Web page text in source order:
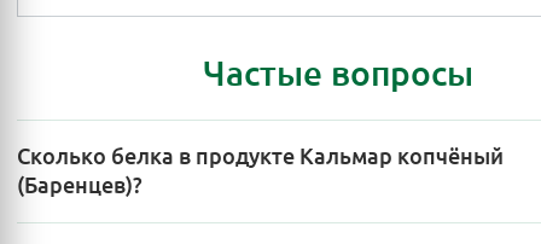
Частые вопросы
Сколько белка в продукте Кальмар копчёный
(Баренцев)?